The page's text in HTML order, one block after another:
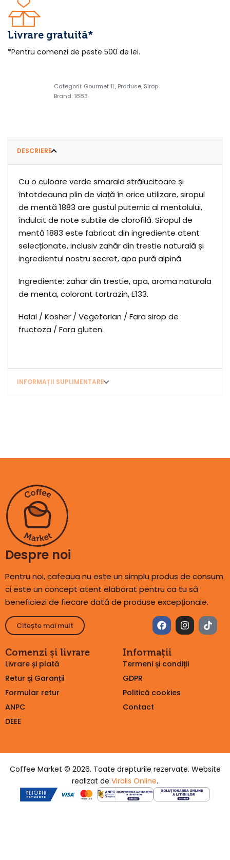
Livrare gratuită*
*Pentru comenzi de peste 500 de lei.
Categorii: Gourmet 1L, Produse, Sirop
Brand: 1883
DESCRIERE
Cu o culoare verde smarald strălucitoare și
întotdeauna plin de viață în orice utilizare, siropul
de mentă 1883 are gustul puternic al mentolului,
îndulcit de note subtile de clorofilă. Siropul de
mentă 1883 este fabricat din ingrediente atent
selecționate, inclusiv zahăr din trestie naturală și
ingredientul nostru secret, apa pură alpină.
Ingrediente: zahar din trestie, apa, aroma naturala
de menta, colorant tartrazin, E133.
Halal / Kosher / Vegetarian / Fara sirop de
fructoza / Fara gluten.
INFORMAȚII SUPLIMENTARE
Despre noi
Pentru noi, cafeaua nu este un simplu produs de consum
ci este un concept atent elaborat pentru ca tu să
beneficiezi de fiecare dată de produse excepționale.
Citește mai mult
Comenzi și livrare
Livrare și plată
Retur și Garanții
Formular retur
ANPC
DEEE
Informații
Termeni și condiții
GDPR
Politică cookies
Contact
Coffee Market © 2026. Toate drepturile rezervate. Website
realizat de Viralis Online.